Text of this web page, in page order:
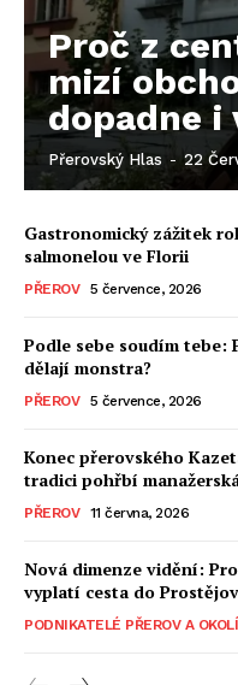
Proč z
mizí
dopadne i
Přerovský Hlas - 22
Gastronomický zážitek
salmonelou ve Florii
PŘEROV 5 července, 2026
Podle sebe soudím tebe:
dělají monstra?
PŘEROV 5 července, 2026
Konec přerovského
tradici pohřbí
PŘEROV 11 června, 2026
Nová dimenze vidění:
vyplatí cesta do
PODNIKATELÉ PŘEROV A OKOLÍ